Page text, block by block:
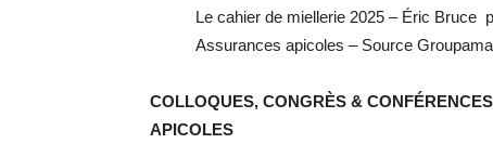
Le cahier de miellerie 2025 – Éric Bruce
Assurances apicoles – Source
COLLOQUES, CONGRÈS &
APICOLES